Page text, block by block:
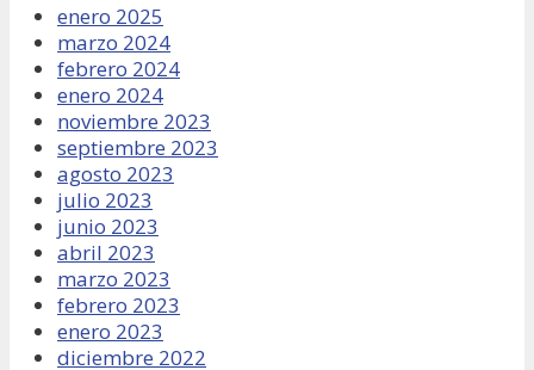
enero 2025
marzo 2024
febrero 2024
enero 2024
noviembre 2023
septiembre 2023
agosto 2023
julio 2023
junio 2023
abril 2023
marzo 2023
febrero 2023
enero 2023
diciembre 2022